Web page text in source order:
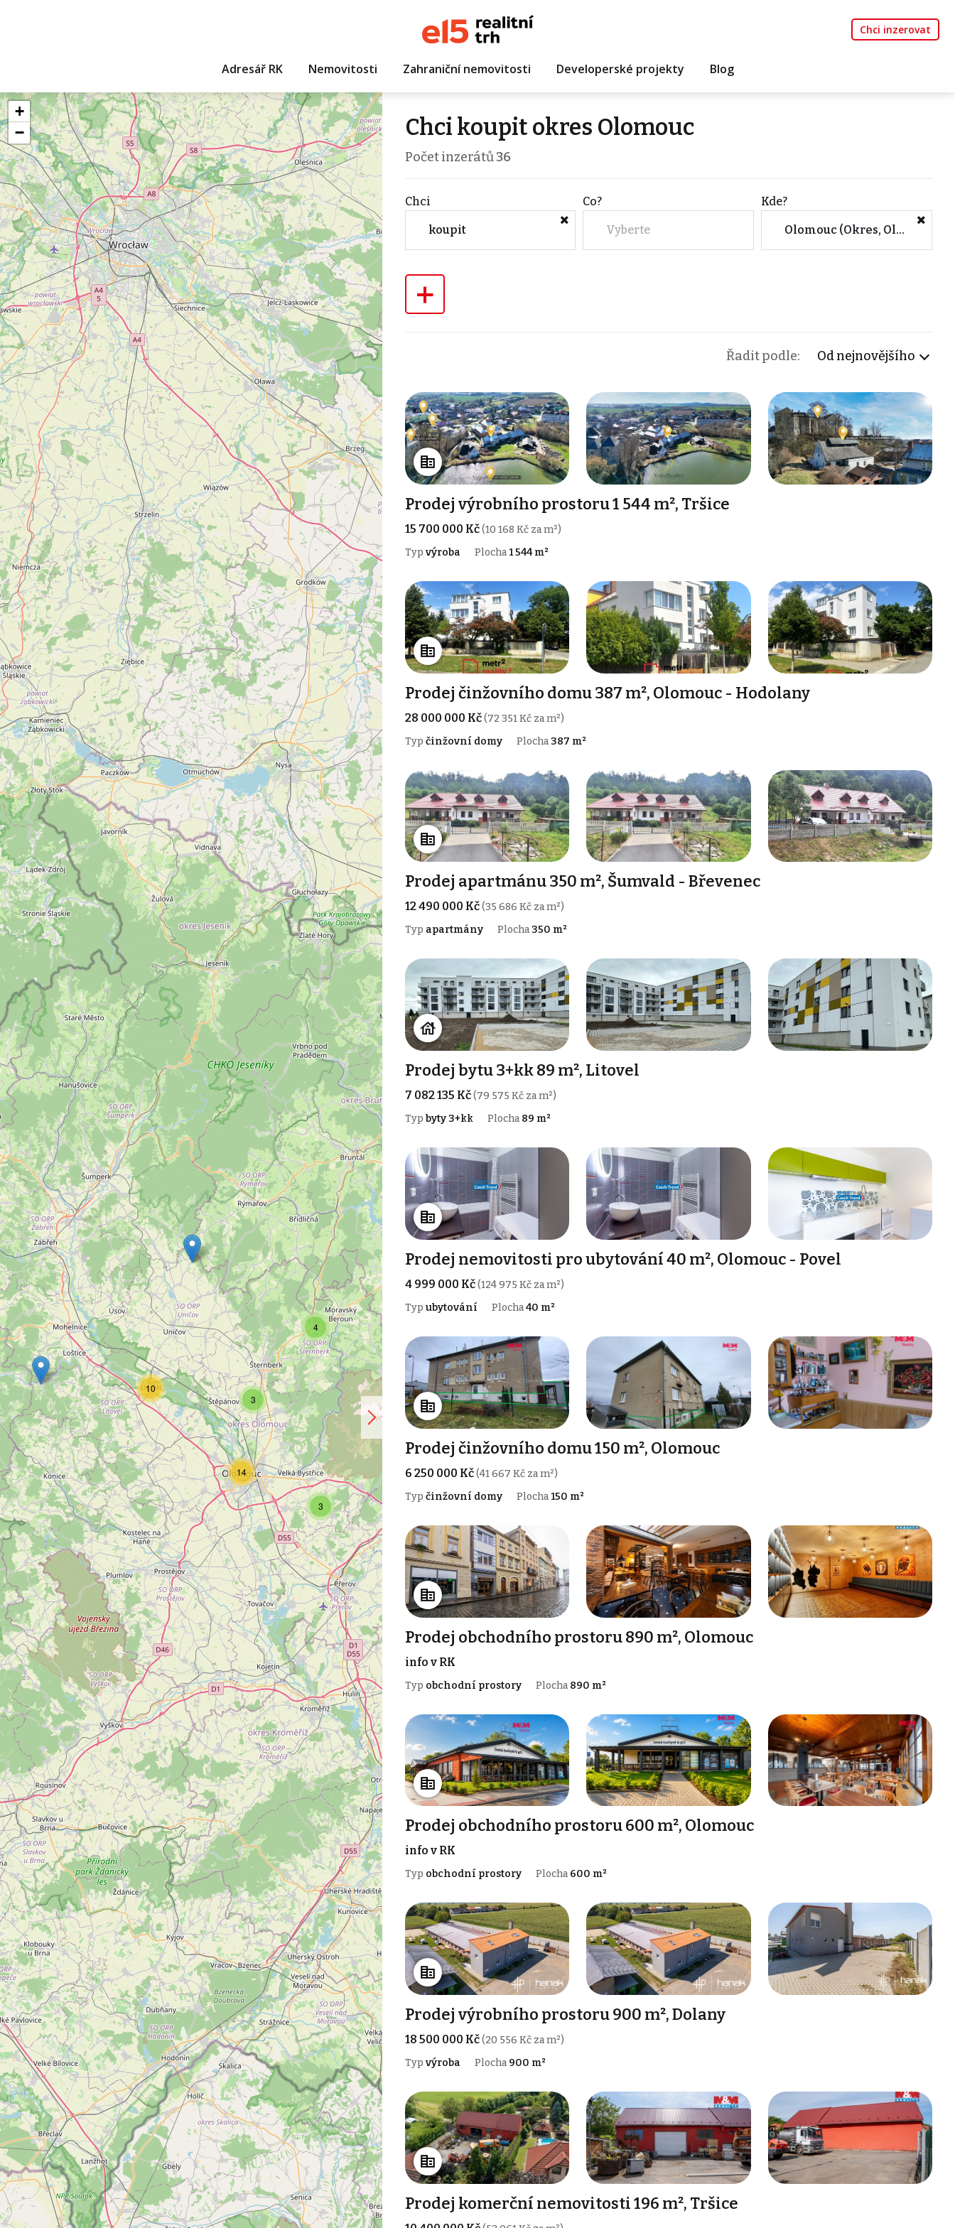
Chci inzerovat
Adresář RK Nemovitosti Zahraniční nemovitosti Developerské projekty Blog
4
3
10
3
14
+
−
Chci koupit okres Olomouc
Počet inzerátů36
Chci
koupit
Co?
Vyberte
Kde?
Olomouc (Okres, Olomoucký kraj)
+
Řadit podle: Od nejnovějšího
Prodej výrobního prostoru 1 544 m², Tršice
15 700 000 Kč(10 168 Kč za m²)
Typ výroba Plocha1 544 m²
Prodej činžovního domu 387 m², Olomouc - Hodolany
28 000 000 Kč(72 351 Kč za m²)
Typ činžovní domy Plocha 387 m²
Prodej apartmánu 350 m², Šumvald - Břevenec
12 490 000 Kč(35 686 Kč za m²)
Typ apartmány Plocha 350 m²
Prodej bytu 3+kk 89 m², Litovel
7 082 135 Kč(79 575 Kč za m²)
Typ byty 3+kk Plocha 89 m²
Prodej nemovitosti pro ubytování 40 m², Olomouc - Povel
4 999 000 Kč(124 975 Kč za m²)
Typ ubytování Plocha40 m²
Prodej činžovního domu 150 m², Olomouc
6 250 000 Kč(41 667 Kč za m²)
Typ činžovní domy Plocha150 m²
Prodej obchodního prostoru 890 m², Olomouc
info v RK
Typ obchodní prostory Plocha 890 m²
Prodej obchodního prostoru 600 m², Olomouc
info v RK
Typ obchodní prostory Plocha 600 m²
Prodej výrobního prostoru 900 m², Dolany
18 500 000 Kč(20 556 Kč za m²)
Typ výroba Plocha 900 m²
Prodej komerční nemovitosti 196 m², Tršice